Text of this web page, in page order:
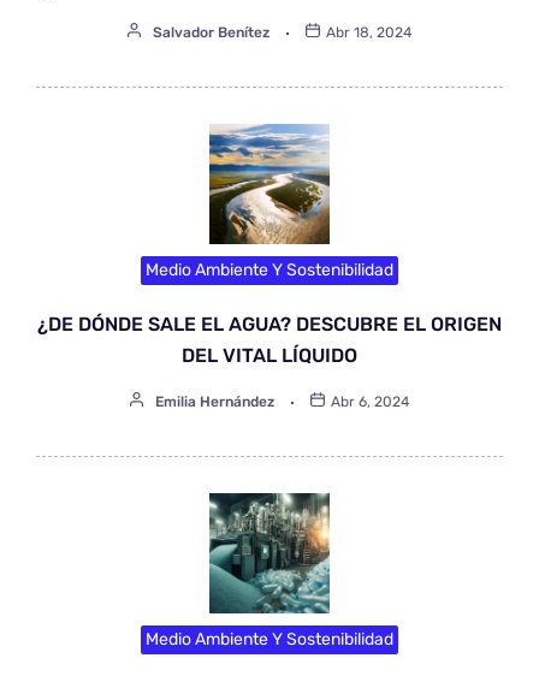
Salvador Benítez Abr 18, 2024
Medio Ambiente Y Sostenibilidad
¿DE DÓNDE SALE EL AGUA? DESCUBRE EL ORIGEN
DEL VITAL LÍQUIDO
Emilia Hernández Abr 6, 2024
Medio Ambiente Y Sostenibilidad